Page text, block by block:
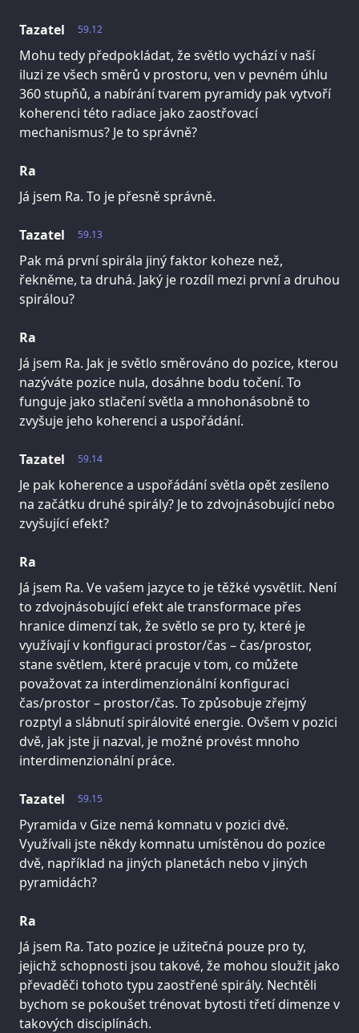
59.12
Tazatel
Mohu tedy předpokládat, že světlo vychází v naší
iluzi ze všech směrů v prostoru, ven v pevném úhlu
360 stupňů, a nabírání tvarem pyramidy pak vytvoří
koherenci této radiace jako zaostřovací
mechanismus? Je to správně?
Ra
Já jsem Ra. To je přesně správně.
59.13
Tazatel
Pak má první spirála jiný faktor koheze než,
řekněme, ta druhá. Jaký je rozdíl mezi první a druhou
spirálou?
Ra
Já jsem Ra. Jak je světlo směrováno do pozice, kterou
nazýváte pozice nula, dosáhne bodu točení. To
funguje jako stlačení světla a mnohonásobně to
zvyšuje jeho koherenci a uspořádání.
59.14
Tazatel
Je pak koherence a uspořádání světla opět zesíleno
na začátku druhé spirály? Je to zdvojnásobující nebo
zvyšující efekt?
Ra
Já jsem Ra. Ve vašem jazyce to je těžké vysvětlit. Není
to zdvojnásobující efekt ale transformace přes
hranice dimenzí tak, že světlo se pro ty, které je
využívají v konfiguraci prostor/čas – čas/prostor,
stane světlem, které pracuje v tom, co můžete
považovat za interdimenzionální konfiguraci
čas/prostor – prostor/čas. To způsobuje zřejmý
rozptyl a slábnutí spirálovité energie. Ovšem v pozici
dvě, jak jste ji nazval, je možné provést mnoho
interdimenzionální práce.
59.15
Tazatel
Pyramida v Gize nemá komnatu v pozici dvě.
Využívali jste někdy komnatu umístěnou do pozice
dvě, například na jiných planetách nebo v jiných
pyramidách?
Ra
Já jsem Ra. Tato pozice je užitečná pouze pro ty,
jejichž schopnosti jsou takové, že mohou sloužit jako
převaděči tohoto typu zaostřené spirály. Nechtěli
bychom se pokoušet trénovat bytosti třetí dimenze v
takových disciplínách.